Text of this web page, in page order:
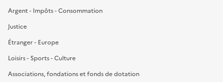
Argent - Impôts - Consommation
Justice
Étranger - Europe
Loisirs - Sports - Culture
Associations, fondations et fonds de dotation